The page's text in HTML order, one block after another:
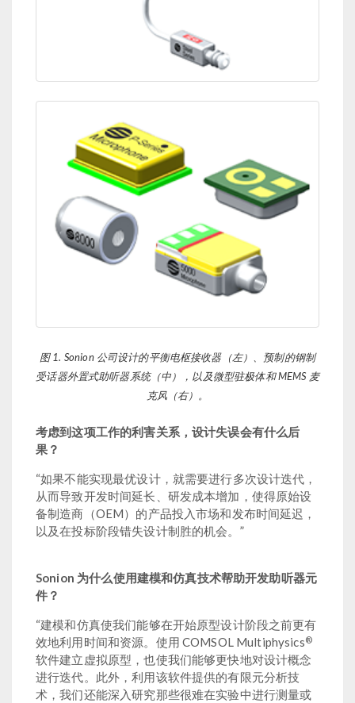
图 1. Sonion 公司设计的平衡电枢接收器（左）、预制的钢制
受话器外置式助听器系统（中），以及微型驻极体和 MEMS 麦
克风（右）。
考虑到这项工作的利害关系，设计失误会有什么后
果？
“如果不能实现最优设计，就需要进行多次设计迭代，
从而导致开发时间延长、研发成本增加，使得原始设
备制造商（OEM）的产品投入市场和发布时间延迟，
以及在投标阶段错失设计制胜的机会。”
Sonion 为什么使用建模和仿真技术帮助开发助听器元
件？
“建模和仿真使我们能够在开始原型设计阶段之前更有
效地利用时间和资源。使用 COMSOL Multiphysics®
软件建立虚拟原型，也使我们能够更快地对设计概念
进行迭代。此外，利用该软件提供的有限元分析技
术，我们还能深入研究那些很难在实验中进行测量或